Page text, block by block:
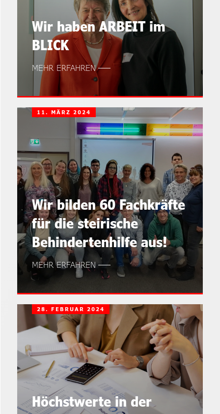
Wir haben ARBEIT im
BLICK
MEHR ERFAHREN
Wir bilden 60 Fachkräfte
für die steirische
Behindertenhilfe aus!
11. MÄRZ 2024
MEHR ERFAHREN
Höchstwerte in der
28. FEBRUAR 2024